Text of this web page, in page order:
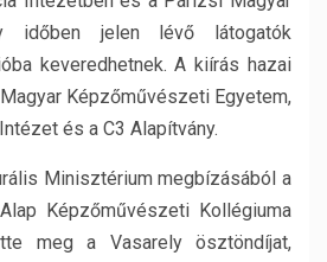
időben jelen lévő látogatók
keveredhetnek. A kiírás hazai
Képzőművészeti Egyetem,
és a C3 Alapítvány.
Minisztérium megbízásából a
Képzőművészeti Kollégiuma
meg a Vasarely ösztöndíjat,